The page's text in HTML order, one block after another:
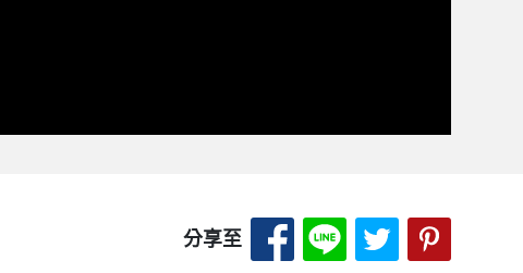
分享至 分享至 Facebook-另開新
分享至 LINE-另開
分享至 X（